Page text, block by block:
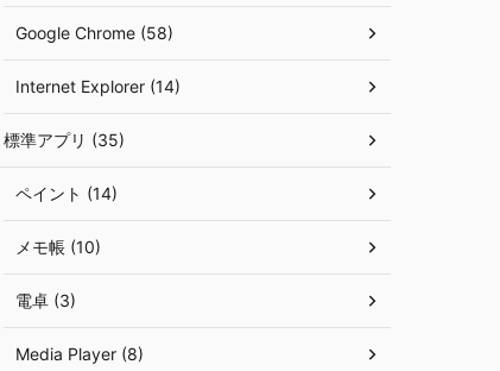
Google Chrome (58)
Internet Explorer (14)
標準アプリ (35)
ペイント (14)
メモ帳 (10)
電卓 (3)
Media Player (8)